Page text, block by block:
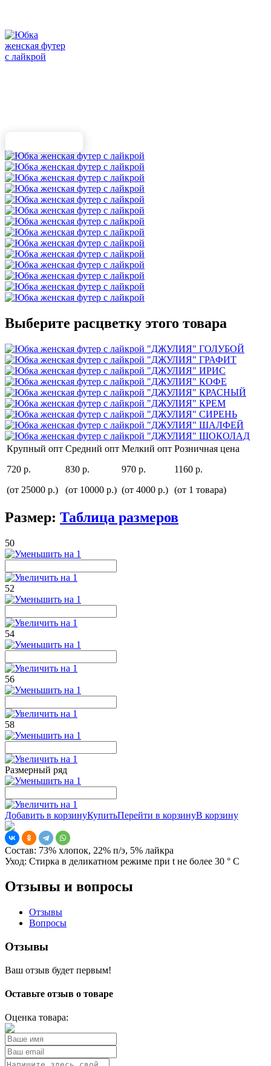
Выберите расцветку этого товара
Крупный опт
720 р.
(от 25000 р.)
Средний опт
830 р.
(от 10000 р.)
Мелкий опт
970 р.
(от 4000 р.)
Розничная цена
1160 р.
(от 1 товара)
Размер: Таблица размеров
50
52
54
56
58
Размерный ряд
Добавить в корзинуКупитьПерейти в корзинуВ корзину
Состав: 73% хлопок, 22% п/э, 5% лайкра
Уход: Стирка в деликатном режиме при t не более 30 ° С
Отзывы и вопросы
Отзывы
Вопросы
Отзывы
Ваш отзыв будет первым!
Оставьте отзыв о товаре
Оценка товара: